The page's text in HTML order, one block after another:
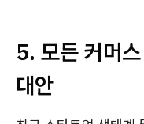
5. 모든 커머
대안